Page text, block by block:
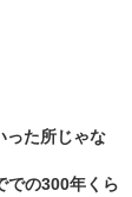
った所じゃな
での300年くら